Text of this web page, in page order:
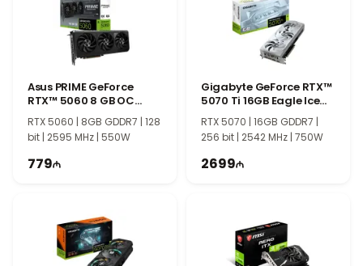
обеспечивает надежную и тихую работу видеокарты в течение
длительного времени.
Отличный выбор для домашних и офисных
компьютеров
Для стабильной работы рекомендуется блок питания
мощностью 300 Вт. GALAX GeForce GT 710 2GB идеально
подходит для работы в интернете, офисных приложениях,
подготовки документов и презентаций, просмотра
пространства.
Asus PRIME GeForce
RTX™ 5060 8 GB OC
90YV0N10-M0NA00
RTX 5060 | 8GB GDDR7 | 128
bit | 2595 MHz | 550W
779
Gigabyte GeForce RTX™
5070 Ti 16GB Eagle Ice
SFF OC
RTX 5070 | 16GB GDDR7 |
256 bit | 2542 MHz | 750W
2699